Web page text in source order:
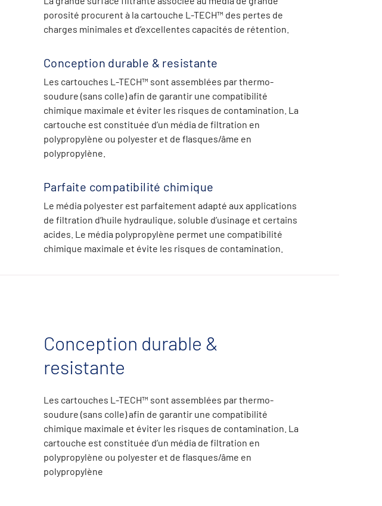
porosité procurent à la cartouche L-TECH™ des pertes de
charges minimales et d’excellentes capacités de rétention.
Conception durable & resistante
Les cartouches L-TECH™ sont assemblées parthermo-
soudure (sans colle)afin de garantir une compatibilité
chimique maximale et éviter les risques de contamination. La
cartouche est constituée d’un média de filtration en
polypropylène ou polyester et de flasques/âme en
polypropylène.
Parfaite compatibilité chimique
Le média polyester est parfaitement adapté aux applications
de filtration d’huile hydraulique, soluble d’usinage et certains
acides. Le média polypropylène permet une compatibilité
chimique maximale et évite les risques de contamination.
Conception durable &
resistante
Les cartouches L-TECH™ sont assemblées parthermo-
soudure (sans colle)afin de garantir une compatibilité
chimique maximale et éviter les risques de contamination. La
cartouche est constituée d’un média de filtration en
polypropylène ou polyester et de flasques/âme en
polypropylène